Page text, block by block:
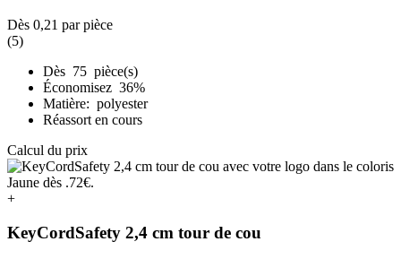
Dès 0,21 par pièce
(5)
Dès 75 pièce(s)
Économisez 36%
Matière: polyester
Réassort en cours
Calcul du prix
+
KeyCordSafety 2,4 cm tour de cou